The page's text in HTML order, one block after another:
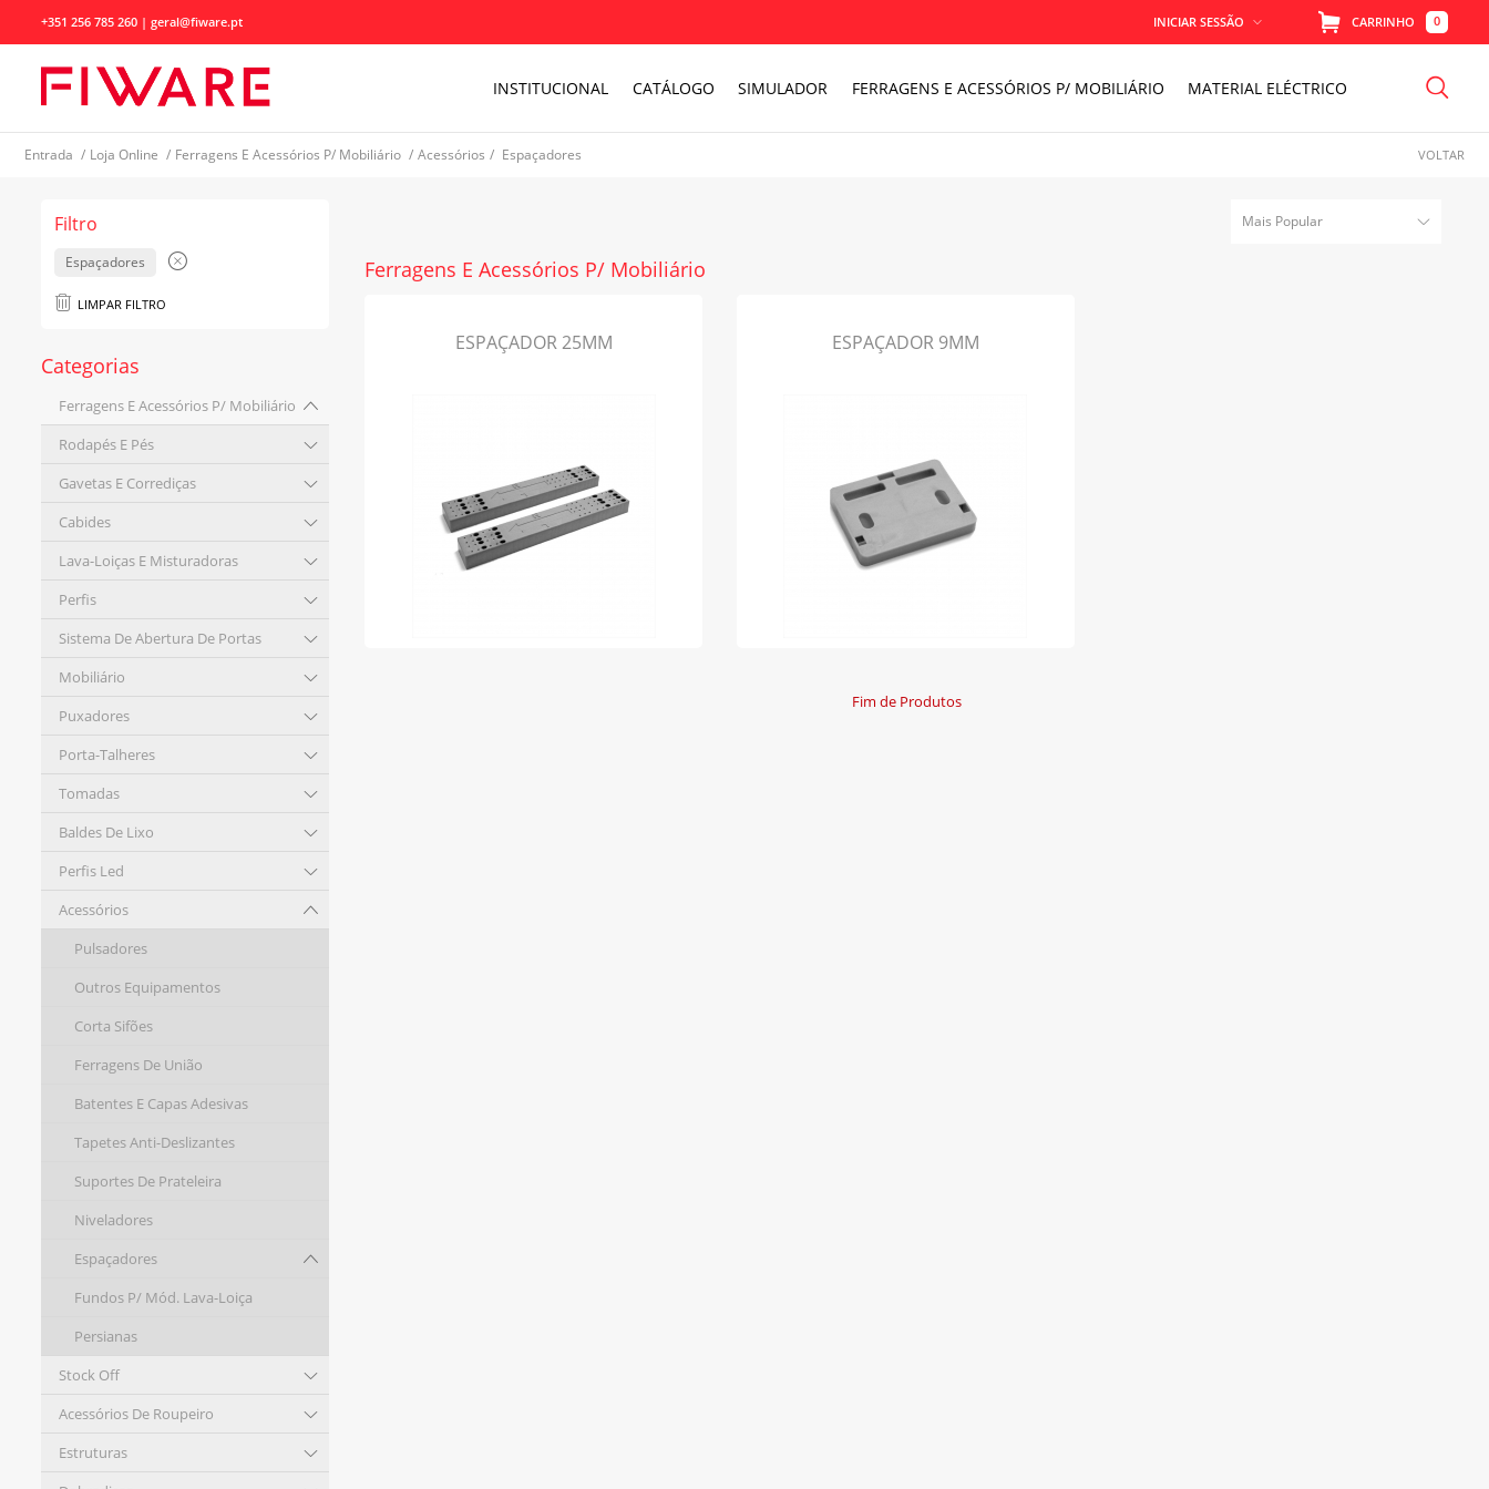
+351 256 785 260 | geral@fiware.pt 0
CARRINHO
INICIAR SESSÃO
MEMORIZAR
FERRAGENS E ACESSÓRIOS P/ MOBILIÁRIO MATERIAL ELÉCTRICO
INSTITUCIONAL CATÁLOGO SIMULADOR
Entrada / Loja Online / Ferragens E Acessórios P/ Mobiliário / Acessórios / Espaçadores VOLTAR
Filtro
Espaçadores
LIMPAR FILTRO
Categorias
Ferragens E Acessórios P/ Mobiliário
Rodapés E Pés
Gavetas E Corrediças
Cabides
Lava-Loiças E Misturadoras
Perfis
Sistema De Abertura De Portas
Mobiliário
Puxadores
Porta-Talheres
Tomadas
Baldes De Lixo
Perfis Led
Acessórios
Pulsadores
Outros Equipamentos
Corta Sifões
Ferragens De União
Batentes E Capas Adesivas
Tapetes Anti-Deslizantes
Suportes De Prateleira
Niveladores
Espaçadores
Fundos P/ Mód. Lava-Loiça
Persianas
Stock Off
Acessórios De Roupeiro
Estruturas
Mais Popular
Ferragens E Acessórios P/ Mobiliário
ESPAÇADOR 25MM ESPAÇADOR 9MM
Fim de Produtos